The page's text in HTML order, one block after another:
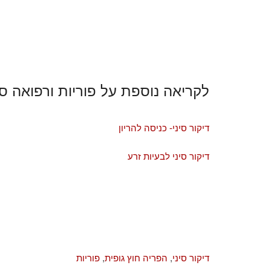
לקריאה נוספת על פוריות ורפואה
דיקור סיני- כניסה להריון
דיקור סיני לבעיות זרע
דיקור סיני, הפריה חוץ גופית, פוריות